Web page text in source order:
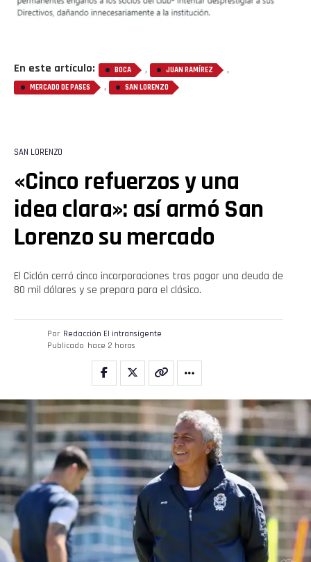
En este artículo: BOCA , JUAN RAMÍREZ ,
MERCADO DE PASES , SAN LORENZO
SAN LORENZO
«Cinco refuerzos y una
idea clara»: así armó San
Lorenzo su mercado
El Ciclón cerró cinco incorporaciones tras pagar una deuda de
80 mil dólares y se prepara para el clásico.
Por Redacción El intransigente
Publicado hace 2 horas